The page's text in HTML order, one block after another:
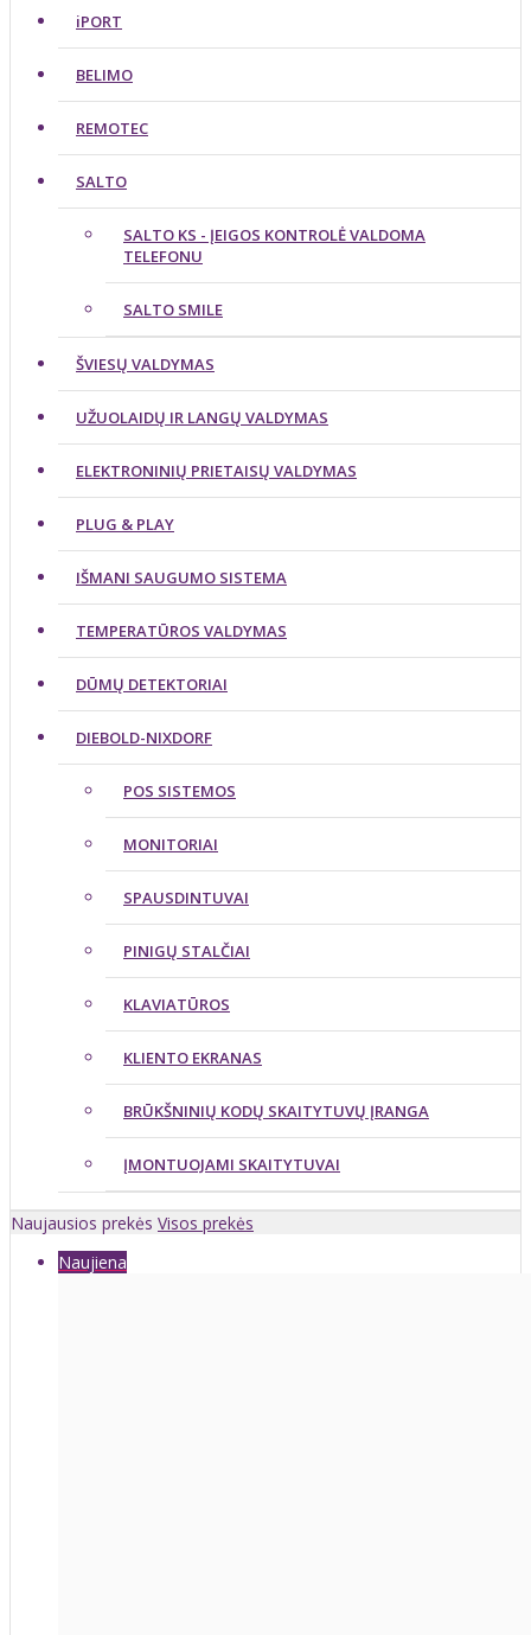
iPORT
BELIMO
REMOTEC
SALTO
SALTO KS - ĮEIGOS KONTROLĖ VALDOMA
TELEFONU
SALTO SMILE
ŠVIESŲ VALDYMAS
UŽUOLAIDŲ IR LANGŲ VALDYMAS
ELEKTRONINIŲ PRIETAISŲ VALDYMAS
PLUG & PLAY
IŠMANI SAUGUMO SISTEMA
TEMPERATŪROS VALDYMAS
DŪMŲ DETEKTORIAI
DIEBOLD-NIXDORF
POS SISTEMOS
MONITORIAI
SPAUSDINTUVAI
PINIGŲ STALČIAI
KLAVIATŪROS
KLIENTO EKRANAS
BRŪKŠNINIŲ KODŲ SKAITYTUVŲ ĮRANGA
ĮMONTUOJAMI SKAITYTUVAI
Naujausios prekės Visos prekės
Naujiena